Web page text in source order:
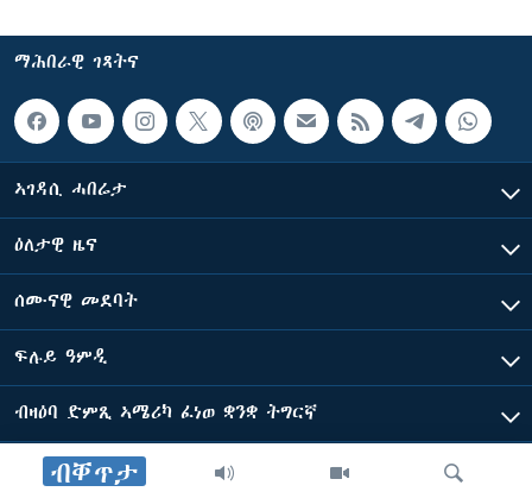
ብቐጥታ
ማሕበራዊ ገጻትና
ኣገዳሲ ሓበሬታ
ዕለታዊ ዜና
ሰሙናዊ መደባት
ፍሉይ ዓምዲ
ብዛዕባ ድምጺ ኣሜሪካ ፈነወ ቋንቋ ትግርኛ
ድምጺ ኣመሪካ ብመሰል ጸሓፊ ዝተሓለወዩ።